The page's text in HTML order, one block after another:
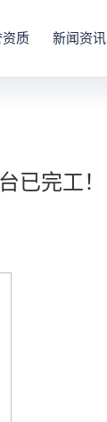
资质 新闻资讯
已完工！